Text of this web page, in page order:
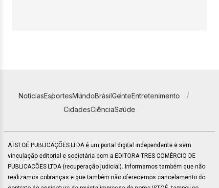
NotíciasEsportesMundoBrasilGenteEntretenimento
CidadesCiênciaSaúde
A ISTOÉ PUBLICAÇÕES LTDA é um portal digital independente e sem
vinculação editorial e societária com a EDITORA TRES COMÉRCIO DE
PUBLICACÕES LTDA (recuperação judicial). Informamos também que não
realizamos cobranças e que também não oferecemos cancelamento do